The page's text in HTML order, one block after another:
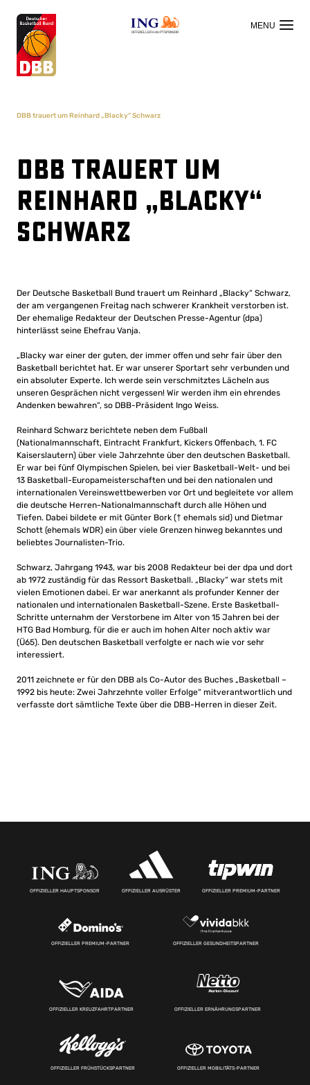
OFFIZIELLER HAUPTSPONSOR
DBB trauert um Reinhard „Blacky“ Schwarz
DBB trauert um
Reinhard „Blacky“
Schwarz
Der Deutsche Basketball Bund trauert um Reinhard „Blacky“ Schwarz,
der am vergangenen Freitag nach schwerer Krankheit verstorben ist.
Der ehemalige Redakteur der Deutschen Presse-Agentur (dpa)
hinterlässt seine Ehefrau Vanja.
„Blacky war einer der guten, der immer offen und sehr fair über den
Basketball berichtet hat. Er war unserer Sportart sehr verbunden und
ein absoluter Experte. Ich werde sein verschmitztes Lächeln aus
unseren Gesprächen nicht vergessen! Wir werden ihm ein ehrendes
Andenken bewahren“, so DBB-Präsident Ingo Weiss.
Reinhard Schwarz berichtete neben dem Fußball
(Nationalmannschaft, Eintracht Frankfurt, Kickers Offenbach, 1. FC
Kaiserslautern) über viele Jahrzehnte über den deutschen Basketball.
Er war bei fünf Olympischen Spielen, bei vier Basketball-Welt- und bei
13 Basketball-Europameisterschaften und bei den nationalen und
internationalen Vereinswettbewerben vor Ort und begleitete vor allem
die deutsche Herren-Nationalmannschaft durch alle Höhen und
Tiefen. Dabei bildete er mit Günter Bork († ehemals sid) und Dietmar
Schott (ehemals WDR) ein über viele Grenzen hinweg bekanntes und
beliebtes Journalisten-Trio.
Schwarz, Jahrgang 1943, war bis 2008 Redakteur bei der dpa und dort
ab 1972 zuständig für das Ressort Basketball. „Blacky“ war stets mit
vielen Emotionen dabei. Er war anerkannt als profunder Kenner der
nationalen und internationalen Basketball-Szene. Erste Basketball-
Schritte unternahm der Verstorbene im Alter von 15 Jahren bei der
HTG Bad Homburg, für die er auch im hohen Alter noch aktiv war
(Ü65). Den deutschen Basketball verfolgte er nach wie vor sehr
interessiert.
2011 zeichnete er für den DBB als Co-Autor des Buches „Basketball –
1992 bis heute: Zwei Jahrzehnte voller Erfolge“ mitverantwortlich und
verfasste dort sämtliche Texte über die DBB-Herren in dieser Zeit.
OFFIZIELLER HAUPTSPONSOR OFFIZIELLER AUSRÜSTER OFFIZIELLER PREMIUM-PARTNER
OFFIZIELLER PREMIUM-PARTNER OFFIZIELLER GESUNDHEITSPARTNER
OFFIZIELLER KREUZFAHRTPARTNER OFFIZIELLER ERNÄHRUNGSPARTNER
OFFIZIELLER FRÜHSTÜCKSPARTNER OFFIZIELLER MOBILITÄTS-PARTNER